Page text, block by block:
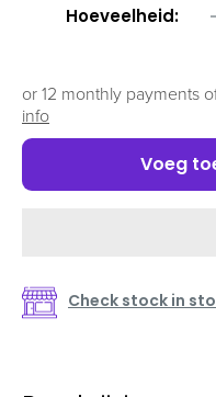
Hoeveelheid:
or 12 monthly payments
info
Voeg
Check stock in